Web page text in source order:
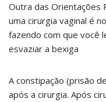
Outra das Orientações
uma cirurgia vaginal é
fazendo com que você
esvaziar a bexiga
A constipação (prisão
após a cirurgia. Após